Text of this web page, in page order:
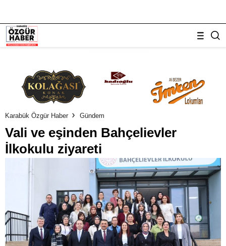
Karabük Özgür Haber Gündem
Vali ve eşinden Bahçelievler
İlkokulu ziyareti